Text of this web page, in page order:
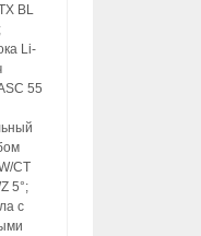
BL
Li-
55
CT
5°;
с